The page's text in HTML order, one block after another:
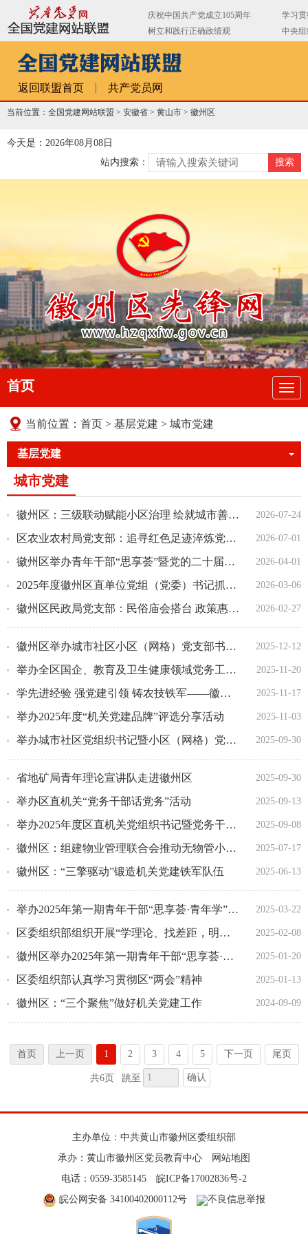
返回联盟首页 共产党员网
当前位置：全国党建网站联盟 > 安徽省 > 黄山市 > 徽州区
今天是：2026年08月08日
站内搜索：
导
航
首页
当前位置： 首页 > 基层党建 > 城市党建
基层党建
城市党建
2026-07-24
徽州区：三级联动赋能小区治理 绘就城市善治新图景
2026-07-01
区农业农村局党支部：追寻红色足迹淬炼党性初心，深耕现代农业振兴乡村发展
2026-04-01
徽州区举办青年干部“思享荟”暨党的二十届四中全会精神专题培训班
2026-03-06
2025年度徽州区直单位党组（党委）书记抓基层党建工作述职评议会召开
2026-02-27
徽州区民政局党支部：民俗庙会搭台 政策惠民暖心
2025-12-12
徽州区举办城市社区小区（网格）党支部书记擂台比武
2025-11-20
举办全区国企、教育及卫生健康领域党务工作者培训班
2025-11-17
学先进经验 强党建引领 铸农技铁军——徽州区农业农村局以党建赋能乡村振兴
2025-11-03
举办2025年度“机关党建品牌”评选分享活动
2025-09-30
举办城市社区党组织书记暨小区（网格）党组织书记培训班
2025-09-30
省地矿局青年理论宣讲队走进徽州区
2025-09-13
举办区直机关“党务干部话党务”活动
2025-09-08
举办2025年度区直机关党组织书记暨党务干部培训班
2025-07-17
徽州区：组建物业管理联合会推动无物管小区规范治理
2025-06-13
徽州区：“三擎驱动”锻造机关党建铁军队伍
2025-03-22
举办2025年第一期青年干部“思享荟·青年学”主题课堂
2025-02-08
区委组织部组织开展“学理论、找差距，明思路、开新局”主题党日
2025-01-20
徽州区举办2025年第一期青年干部“思享荟·青年思”主题沙龙
2025-01-13
区委组织部认真学习贯彻区“两会”精神
2024-09-09
徽州区：“三个聚焦”做好机关党建工作
首页 上一页 1 2 3 4 5 下一页 尾页
共6页 跳至 确认
主办单位：中共黄山市徽州区委组织部
承办：黄山市徽州区党员教育中心
网站地图
电话：0559-3585145
皖ICP备17002836号-2
皖公网安备 34100402000112号
不良信息举报